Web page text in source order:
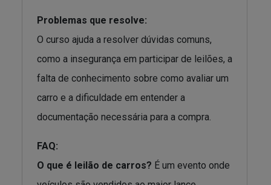
Problemas que resolve:
O curso ajuda a resolver dúvidas comuns,
como a insegurança em participar de leilões, a
falta de conhecimento sobre como avaliar um
carro e a dificuldade em entender a
documentação necessária para a compra.
FAQ:
O que é leilão de carros? É um evento onde